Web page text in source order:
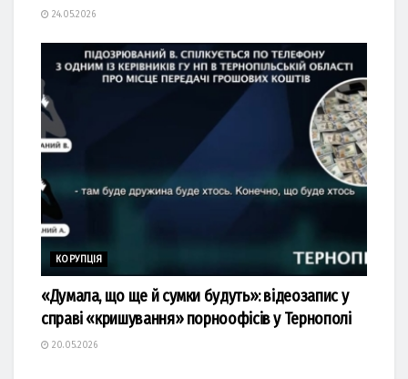
24.05.2026
КОРУПЦІЯ
«Думала, що ще й сумки будуть»: відеозапис у
справі «кришування» порноофісів у Тернополі
20.05.2026